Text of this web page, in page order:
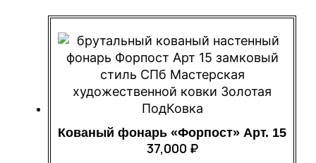
Кованый фонарь «Форпост» Арт. 15
37,000 ₽